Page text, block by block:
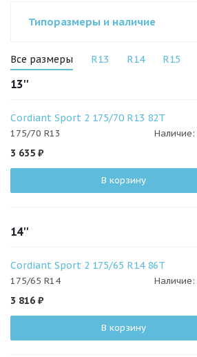
Типоразмеры и наличие
Все размеры R13 R14 R15
13''
Cordiant Sport 2 175/70 R13 82T
175/70 R13 Наличие:
3 635 ₽
В корзину
14''
Cordiant Sport 2 175/65 R14 86T
175/65 R14 Наличие:
3 816 ₽
В корзину